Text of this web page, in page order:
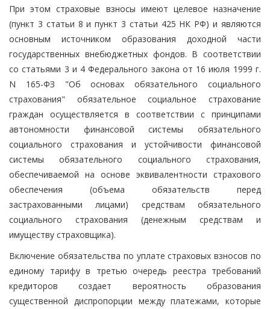
При этом страховые взносы имеют целевое назначение
(пункт 3 статьи 8 и пункт 3 статьи 425 НК РФ) и являются
основным источником образования доходной части
государственных внебюджетных фондов. В соответствии
со статьями 3 и 4 Федерального закона от 16 июля 1999 г.
N 165-ФЗ "Об основах обязательного социального
страхования" обязательное социальное страхование
граждан осуществляется в соответствии с принципами
автономности финансовой системы обязательного
социального страхования и устойчивости финансовой
системы обязательного социального страхования,
обеспечиваемой на основе эквивалентности страхового
обеспечения (объема обязательств перед
застрахованными лицами) средствам обязательного
социального страхования (денежным средствам и
имуществу страховщика).
Включение обязательства по уплате страховых взносов по
единому тарифу в третью очередь реестра требований
кредиторов создает вероятность образования
существенной диспропорции между платежами, которые